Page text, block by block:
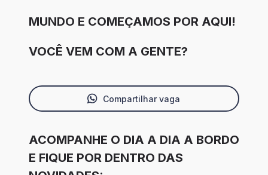
MUNDO E COMEÇAMOS POR AQUI!
VOCÊ VEM COM A GENTE?
Compartilhar vaga
ACOMPANHE O DIA A DIA A BORDO
E FIQUE POR DENTRO DAS